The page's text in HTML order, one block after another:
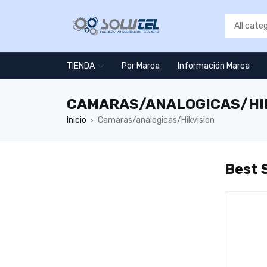
TIENDA Por Marca Información Marca
CAMARAS/ANALOGICAS/
Inicio › Camaras/analogicas/Hikvision
Best